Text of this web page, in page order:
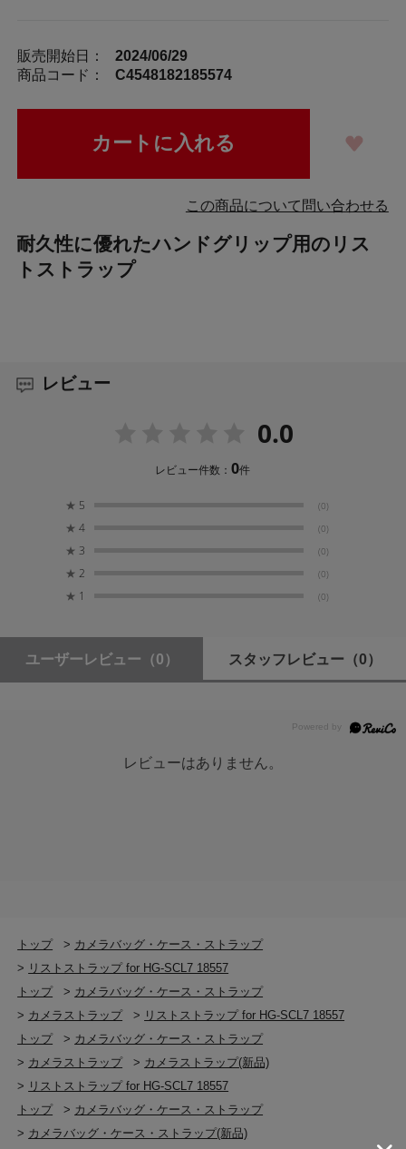
販売開始日：
2024/06/29
商品コード：
C4548182185574
この商品について問い合わせる
耐久性に優れたハンドグリップ用のリス
トストラップ
レビュー
0.0
レビュー件数：0件
★ 5 (0)
★ 4 (0)
★ 3 (0)
★ 2 (0)
★ 1 (0)
ユーザーレビュー （0） スタッフレビュー （0）
レビューはありません。
トップ > カメラバッグ・ケース・ストラップ
> リストストラップ for HG-SCL7 18557
トップ
> カメラバッグ・ケース・ストラップ
> カメラストラップ > リストストラップ for HG-SCL7 18557
トップ
> カメラバッグ・ケース・ストラップ
> カメラストラップ > カメラストラップ(新品)
> リストストラップ for HG-SCL7 18557
トップ
> カメラバッグ・ケース・ストラップ
> カメラバッグ・ケース・ストラップ(新品)